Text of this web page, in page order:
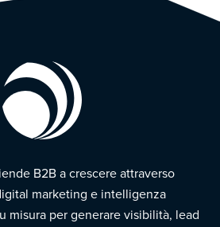
B2B a crescere attraverso
marketing e intelligenza
misura per generare visibilità, lead